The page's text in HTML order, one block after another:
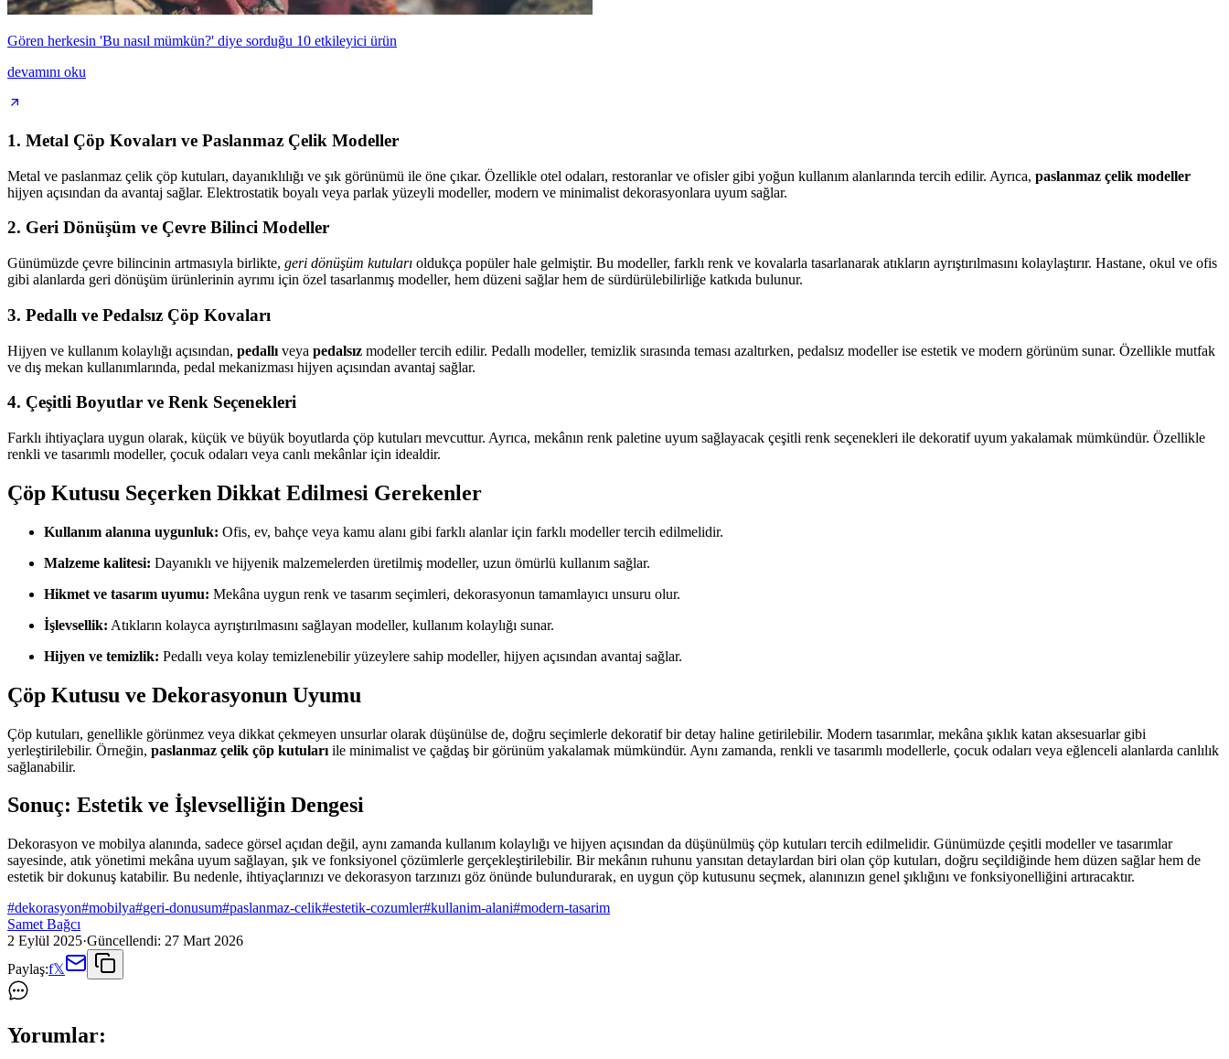
Gören herkesin 'Bu nasıl mümkün?' diye sorduğu 10 etkileyici ürün
devamını oku
1. Metal Çöp Kovaları ve Paslanmaz Çelik Modeller
Metal ve paslanmaz çelik çöp kutuları, dayanıklılığı ve şık görünümü ile öne çıkar. Özellikle otel odaları, restoranlar ve ofisler gibi yoğun kullanım alanlarında tercih edilir. Ayrıca, paslanmaz çelik modeller
hijyen açısından da avantaj sağlar. Elektrostatik boyalı veya parlak yüzeyli modeller, modern ve minimalist dekorasyonlara uyum sağlar.
2. Geri Dönüşüm ve Çevre Bilinci Modeller
Günümüzde çevre bilincinin artmasıyla birlikte, geri dönüşüm kutuları oldukça popüler hale gelmiştir. Bu modeller, farklı renk ve kovalarla tasarlanarak atıkların ayrıştırılmasını kolaylaştırır. Hastane, okul ve ofis
gibi alanlarda geri dönüşüm ürünlerinin ayrımı için özel tasarlanmış modeller, hem düzeni sağlar hem de sürdürülebilirliğe katkıda bulunur.
3. Pedallı ve Pedalsız Çöp Kovaları
Hijyen ve kullanım kolaylığı açısından, pedallı veya pedalsız modeller tercih edilir. Pedallı modeller, temizlik sırasında teması azaltırken, pedalsız modeller ise estetik ve modern görünüm sunar. Özellikle mutfak
ve dış mekan kullanımlarında, pedal mekanizması hijyen açısından avantaj sağlar.
4. Çeşitli Boyutlar ve Renk Seçenekleri
Farklı ihtiyaçlara uygun olarak, küçük ve büyük boyutlarda çöp kutuları mevcuttur. Ayrıca, mekânın renk paletine uyum sağlayacak çeşitli renk seçenekleri ile dekoratif uyum yakalamak mümkündür. Özellikle
renkli ve tasarımlı modeller, çocuk odaları veya canlı mekânlar için idealdir.
Çöp Kutusu Seçerken Dikkat Edilmesi Gerekenler
Kullanım alanına uygunluk: Ofis, ev, bahçe veya kamu alanı gibi farklı alanlar için farklı modeller tercih edilmelidir.
Malzeme kalitesi: Dayanıklı ve hijyenik malzemelerden üretilmiş modeller, uzun ömürlü kullanım sağlar.
Hikmet ve tasarım uyumu: Mekâna uygun renk ve tasarım seçimleri, dekorasyonun tamamlayıcı unsuru olur.
İşlevsellik: Atıkların kolayca ayrıştırılmasını sağlayan modeller, kullanım kolaylığı sunar.
Hijyen ve temizlik: Pedallı veya kolay temizlenebilir yüzeylere sahip modeller, hijyen açısından avantaj sağlar.
Çöp Kutusu ve Dekorasyonun Uyumu
Çöp kutuları, genellikle görünmez veya dikkat çekmeyen unsurlar olarak düşünülse de, doğru seçimlerle dekoratif bir detay haline getirilebilir. Modern tasarımlar, mekâna şıklık katan aksesuarlar gibi
yerleştirilebilir. Örneğin, paslanmaz çelik çöp kutuları ile minimalist ve çağdaş bir görünüm yakalamak mümkündür. Aynı zamanda, renkli ve tasarımlı modellerle, çocuk odaları veya eğlenceli alanlarda canlılık
sağlanabilir.
Sonuç: Estetik ve İşlevselliğin Dengesi
Dekorasyon ve mobilya alanında, sadece görsel açıdan değil, aynı zamanda kullanım kolaylığı ve hijyen açısından da düşünülmüş çöp kutuları tercih edilmelidir. Günümüzde çeşitli modeller ve tasarımlar
sayesinde, atık yönetimi mekâna uyum sağlayan, şık ve fonksiyonel çözümlerle gerçekleştirilebilir. Bir mekânın ruhunu yansıtan detaylardan biri olan çöp kutuları, doğru seçildiğinde hem düzen sağlar hem de
estetik bir dokunuş katabilir. Bu nedenle, ihtiyaçlarınızı ve dekorasyon tarzınızı göz önünde bulundurarak, en uygun çöp kutusunu seçmek, alanınızın genel şıklığını ve fonksiyonelliğini artıracaktır.
#dekorasyon#mobilya#geri-donusum#paslanmaz-celik#estetik-cozumler#kullanim-alani#modern-tasarim
Samet Bağcı
2 Eylül 2025·Güncellendi: 27 Mart 2026
Paylaş:f𝕏
Yorumlar: